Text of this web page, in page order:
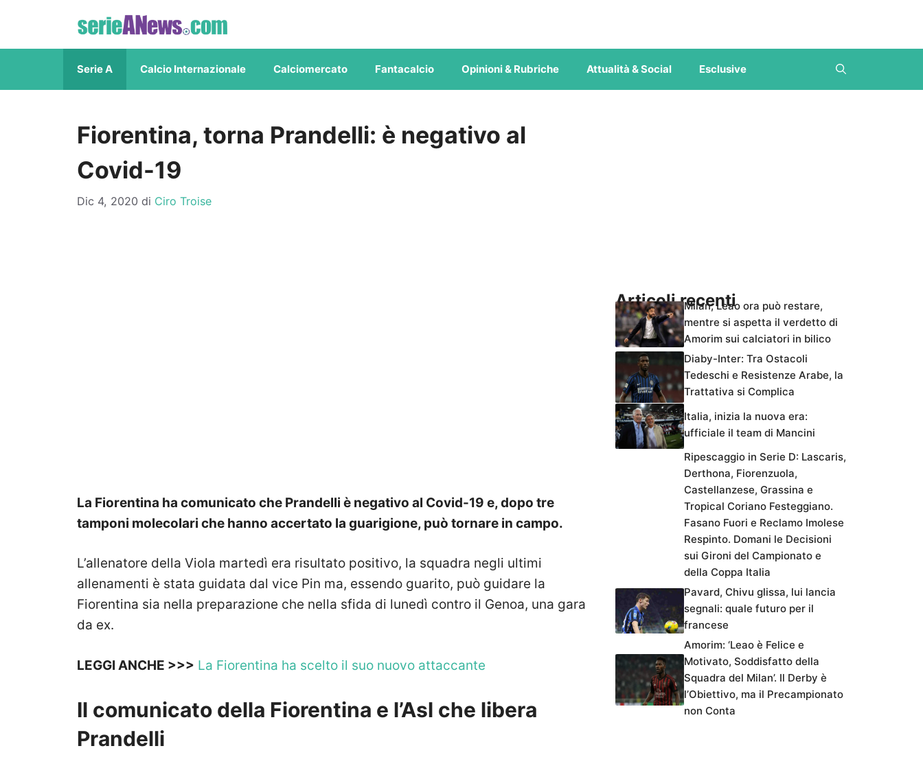
contenuto
Serie A Calcio Internazionale Calciomercato Fantacalcio Opinioni & Rubriche Attualità & Social Esclusive
Fiorentina, torna Prandelli: è negativo al
Covid-19
Dic 4, 2020 di Ciro Troise
La Fiorentina ha comunicato che Prandelli è negativo al Covid-19 e, dopo tre
tamponi molecolari che hanno accertato la guarigione, può tornare in campo.
L’allenatore della Viola martedì era risultato positivo, la squadra negli ultimi
allenamenti è stata guidata dal vice Pin ma, essendo guarito, può guidare la
Fiorentina sia nella preparazione che nella sfida di lunedì contro il Genoa, una gara
da ex.
LEGGI ANCHE >>> La Fiorentina ha scelto il suo nuovo attaccante
Il comunicato della Fiorentina e l’Asl che libera
Prandelli
Articoli recentiMilan, Leao ora può restare,
mentre si aspetta il verdetto di
Amorim sui calciatori in bilico
Diaby-Inter: Tra Ostacoli
Tedeschi e Resistenze Arabe, la
Trattativa si Complica
Italia, inizia la nuova era:
ufficiale il team di Mancini
Ripescaggio in Serie D: Lascaris,
Derthona, Fiorenzuola,
Castellanzese, Grassina e
Tropical Coriano Festeggiano.
Fasano Fuori e Reclamo Imolese
Respinto. Domani le Decisioni
sui Gironi del Campionato e
della Coppa Italia
Pavard, Chivu glissa, lui lancia
segnali: quale futuro per il
francese
Amorim: ‘Leao è Felice e
Motivato, Soddisfatto della
Squadra del Milan’. Il Derby è
l’Obiettivo, ma il Precampionato
non Conta